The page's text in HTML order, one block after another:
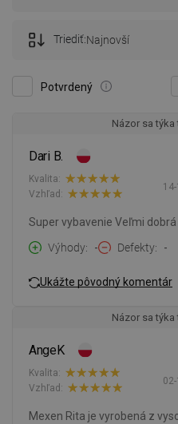
Potvrdený
Triediť:Najnovší
Názor sa
Dari B.
Kvalita:
Vzhľad:
Super vybavenie Veľmi dobrá
Výhody
- Defekty -
Ukážte pôvodný komentár
Názor sa
AngeK
Kvalita:
Vzhľad:
Mexen Rita je vyrobená z